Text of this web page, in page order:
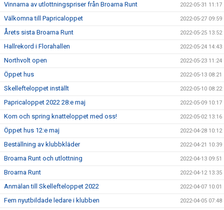
Vinnarna av utlottningspriser från Broarna Runt 2022-05-31 11:17
Välkomna till Papricaloppet 2022-05-27 09:59
Årets sista Broarna Runt 2022-05-25 13:52
Hallrekord i Florahallen 2022-05-24 14:43
Northvolt open 2022-05-23 11:24
Öppet hus 2022-05-13 08:21
Skellefteloppet inställt 2022-05-10 08:22
Papricaloppet 2022 28:e maj 2022-05-09 10:17
Kom och spring knatteloppet med oss! 2022-05-02 13:16
Öppet hus 12:e maj 2022-04-28 10:12
Beställning av klubbkläder 2022-04-21 10:39
Broarna Runt och utlottning 2022-04-13 09:51
Broarna Runt 2022-04-12 13:35
Anmälan till Skellefteloppet 2022 2022-04-07 10:01
Fem nyutbildade ledare i klubben 2022-04-05 07:48